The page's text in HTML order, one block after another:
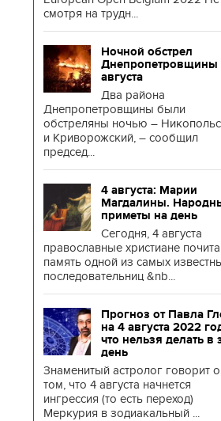
смотря на трудн...
Ночной обстрел
Днепропетровщины
августа
Два района
Днепропетровщины были
обстреляны ночью –
и Криворожский, – сообщил
председ...
4 августа: Марии
Магдалины.
приметы на день
Сегодня, 4 августа
православные христиане
память одной из самых
последовательниц &nb...
Прогноз от Павла
на 4 августа 2022
что нельзя делать в
день
Знаменитый астролог говорит о
том, что 4 августа начнется
ингрессия (то есть переход)
Меркурия в зодиакальный ...